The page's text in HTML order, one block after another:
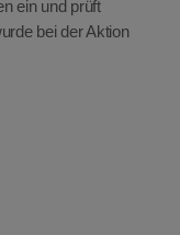
ein und prüft
bei der Aktion